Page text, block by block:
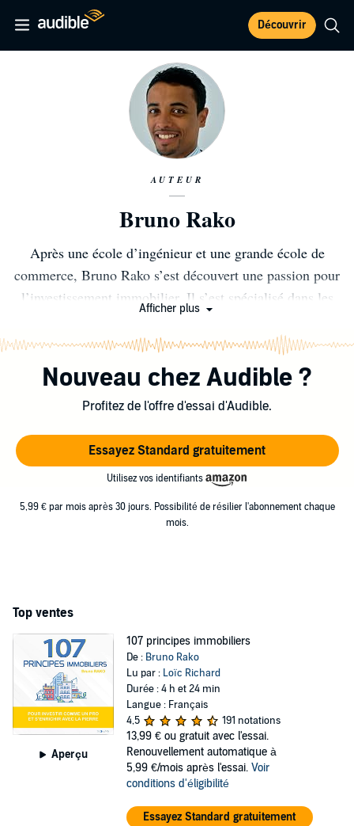
Découvrir
AUTEUR
Bruno Rako
Après une école d’ingénieur et une grande école de
commerce, Bruno Rako s’est découvert une passion pour
l’investissement immobilier. Il s’est spécialisé dans les
immeubles de rapport en se formant auprès d’autres
investisseurs ayant déjà réussi. Il a fondé une plateforme
web (www.InvestImmoClub.com) pour faciliter le
partage d’expériences dans ce domaine parfois
confidentiel et démocratiser le concept d’Immo-Preneur.
Afficher plus
Nouveau chez Audible ?
Profitez de l'offre d'essai d'Audible.
Essayez Standard gratuitement
Utilisez vos identifiants
5,99 € par mois après 30 jours. Possibilité de résilier l'abonnement chaque
mois.
Top ventes
Aperçu
107 principes immobiliers
De : Bruno Rako
Lu par : Loïc Richard
Durée : 4 h et 24 min
Langue : Français
4,5
191 notations
13,99 € ou gratuit avec l'essai.
Renouvellement automatique à
5,99 €/mois après l'essai. Voir
conditions d'éligibilité
Essayez Standard gratuitement